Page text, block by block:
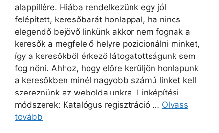
alappillére. Hiába rendelkezünk egy jól
felépített, keresőbarát honlappal, ha nincs
elegendő bejövő linkünk akkor nem fognak a
keresők a megfelelő helyre pozicionálni minket,
így a keresőkből érkező látogatottságunk sem
fog nőni. Ahhoz, hogy előre kerüljön honlapunk
a keresőkben minél nagyobb számú linket kell
szereznünk az weboldalunkra. Linképítési
módszerek: Katalógus regisztráció … Olvass
tovább